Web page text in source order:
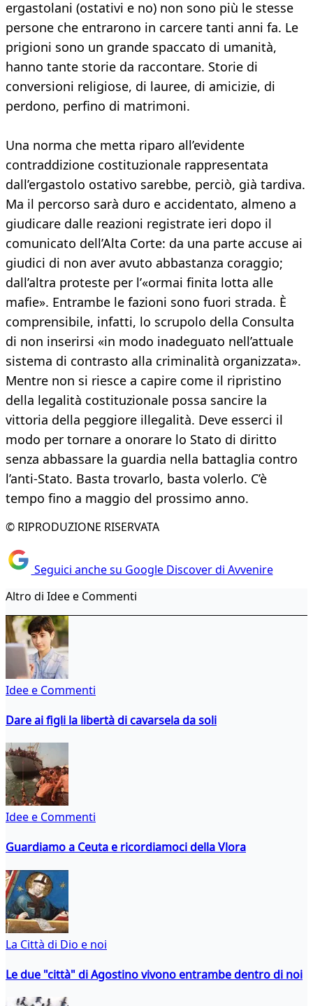
ergastolani (ostativi e no) non sono più le stesse
persone che entrarono in carcere tanti anni fa. Le
prigioni sono un grande spaccato di umanità,
hanno tante storie da raccontare. Storie di
conversioni religiose, di lauree, di amicizie, di
perdono, perfino di matrimoni.
Una norma che metta riparo all’evidente
contraddizione costituzionale rappresentata
dall’ergastolo ostativo sarebbe, perciò, già tardiva.
Ma il percorso sarà duro e accidentato, almeno a
giudicare dalle reazioni registrate ieri dopo il
comunicato dell’Alta Corte: da una parte accuse ai
giudici di non aver avuto abbastanza coraggio;
dall’altra proteste per l’«ormai finita lotta alle
mafie». Entrambe le fazioni sono fuori strada. È
comprensibile, infatti, lo scrupolo della Consulta
di non inserirsi «in modo inadeguato nell’attuale
sistema di contrasto alla criminalità organizzata».
Mentre non si riesce a capire come il ripristino
della legalità costituzionale possa sancire la
vittoria della peggiore illegalità. Deve esserci il
modo per tornare a onorare lo Stato di diritto
senza abbassare la guardia nella battaglia contro
l’anti-Stato. Basta trovarlo, basta volerlo. C’è
tempo fino a maggio del prossimo anno.
© RIPRODUZIONE RISERVATA
Seguici anche su Google Discover di Avvenire
Altro di Idee e Commenti
Idee e Commenti
Dare ai figli la libertà di cavarsela da soli
Idee e Commenti
Guardiamo a Ceuta e ricordiamoci della Vlora
La Città di Dio e noi
Le due "città" di Agostino vivono entrambe dentro di noi